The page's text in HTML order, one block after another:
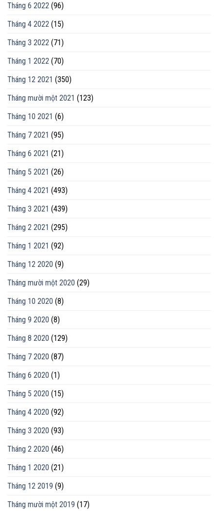
Tháng 6 2022 (96)
Tháng 4 2022 (15)
Tháng 3 2022 (71)
Tháng 1 2022 (70)
Tháng 12 2021 (350)
Tháng mười một 2021 (123)
Tháng 10 2021 (6)
Tháng 7 2021 (95)
Tháng 6 2021 (21)
Tháng 5 2021 (26)
Tháng 4 2021 (493)
Tháng 3 2021 (439)
Tháng 2 2021 (295)
Tháng 1 2021 (92)
Tháng 12 2020 (9)
Tháng mười một 2020 (29)
Tháng 10 2020 (8)
Tháng 9 2020 (8)
Tháng 8 2020 (129)
Tháng 7 2020 (87)
Tháng 6 2020 (1)
Tháng 5 2020 (15)
Tháng 4 2020 (92)
Tháng 3 2020 (93)
Tháng 2 2020 (46)
Tháng 1 2020 (21)
Tháng 12 2019 (9)
Tháng mười một 2019 (17)